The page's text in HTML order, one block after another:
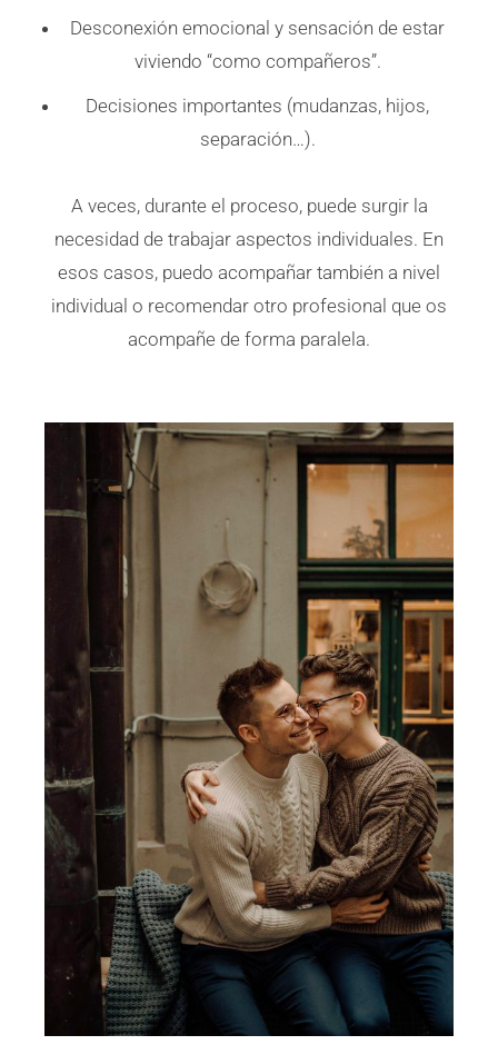
Desconexión emocional y sensación de estar
viviendo “como compañeros”.
Decisiones importantes (mudanzas, hijos,
separación…).
A veces, durante el proceso, puede surgir la
necesidad de trabajar aspectos individuales. En
esos casos, puedo acompañar también a nivel
individual o recomendar otro profesional que os
acompañe de forma paralela.